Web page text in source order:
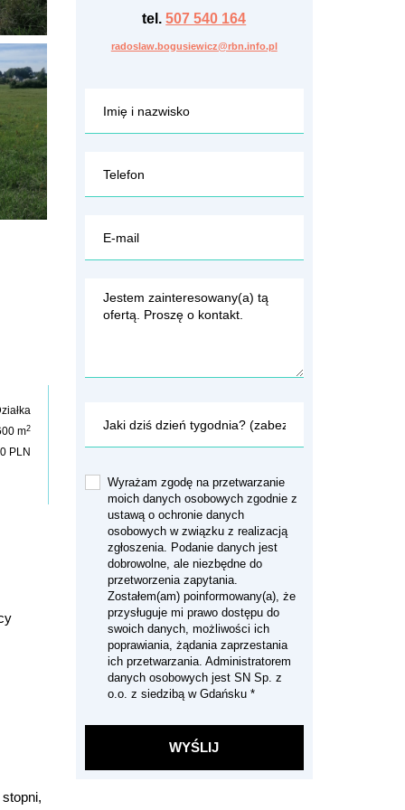
m2
PLN
tel. 507 540 164
radoslaw.bogusiewicz@rbn.info.pl
Wyrażam zgodę na przetwarzanie
moich danych osobowych zgodnie z
ustawą o ochronie danych
osobowych w związku z realizacją
zgłoszenia. Podanie danych jest
dobrowolne, ale niezbędne do
przetworzenia zapytania.
Zostałem(am) poinformowany(a), że
przysługuje mi prawo dostępu do
swoich danych, możliwości ich
poprawiania, żądania zaprzestania
ich przetwarzania. Administratorem
danych osobowych jest SN Sp. z
o.o. z siedzibą w Gdańsku *